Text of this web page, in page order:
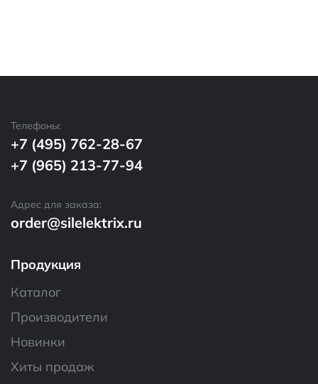
Телефоны:
+7 (495) 762-28-67
+7 (965) 213-77-94
Адрес для заказа:
order@silelektrix.ru
Продукция
Каталог
Производители
Новинки
Хиты продаж